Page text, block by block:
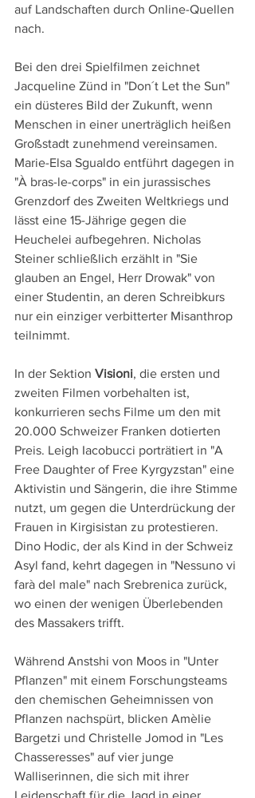
auf Landschaften durch Online-Quellen
nach.
Bei den drei Spielfilmen zeichnet
Jacqueline Zünd in "Don´t Let the Sun"
ein düsteres Bild der Zukunft, wenn
Menschen in einer unerträglich heißen
Großstadt zunehmend vereinsamen.
Marie-Elsa Sgualdo entführt dagegen in
"À bras-le-corps" in ein jurassisches
Grenzdorf des Zweiten Weltkriegs und
lässt eine 15-Jährige gegen die
Heuchelei aufbegehren. Nicholas
Steiner schließlich erzählt in "Sie
glauben an Engel, Herr Drowak" von
einer Studentin, an deren Schreibkurs
nur ein einziger verbitterter Misanthrop
teilnimmt.
In der Sektion Visioni, die ersten und
zweiten Filmen vorbehalten ist,
konkurrieren sechs Filme um den mit
20.000 Schweizer Franken dotierten
Preis. Leigh Iacobucci porträtiert in "A
Free Daughter of Free Kyrgyzstan" eine
Aktivistin und Sängerin, die ihre Stimme
nutzt, um gegen die Unterdrückung der
Frauen in Kirgisistan zu protestieren.
Dino Hodic, der als Kind in der Schweiz
Asyl fand, kehrt dagegen in "Nessuno vi
farà del male" nach Srebrenica zurück,
wo einen der wenigen Überlebenden
des Massakers trifft.
Während Anstshi von Moos in "Unter
Pflanzen" mit einem Forschungsteams
den chemischen Geheimnissen von
Pflanzen nachspürt, blicken Amèlie
Bargetzi und Christelle Jomod in "Les
Chasseresses" auf vier junge
Walliserinnen, die sich mit ihrer